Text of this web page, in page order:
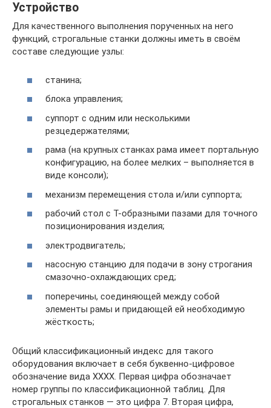
Устройство
Для качественного выполнения порученных на него
функций, строгальные станки должны иметь в своём
составе следующие узлы:
станина;
блока управления;
суппорт с одним или несколькими
резцедержателями;
рама (на крупных станках рама имеет портальную
конфигурацию, на более мелких – выполняется в
виде консоли);
механизм перемещения стола и/или суппорта;
рабочий стол с Т-образными пазами для точного
позиционирования изделия;
электродвигатель;
насосную станцию для подачи в зону строгания
смазочно-охлаждающих сред;
поперечины, соединяющей между собой
элементы рамы и придающей ей необходимую
жёсткость;
Общий классификационный индекс для такого
оборудования включает в себя буквенно-цифровое
обозначение вида ХХХХ. Первая цифра обозначает
номер группы по классификационной таблиц. Для
строгальных станков — это цифра 7. Вторая цифра,